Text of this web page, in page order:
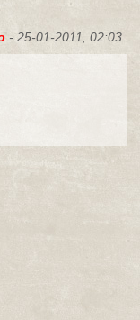
- 25-01-2011, 02:03